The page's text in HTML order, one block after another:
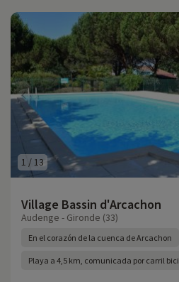
1 / 13
Village Bassin d'Arcachon
Audenge - Gironde (33)
En el corazón de la cuenca de Arcachon
Playa a 4,5 km, comunicada por carril bici